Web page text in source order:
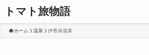
トマト旅物語
ホーム 温泉 伊香保温泉